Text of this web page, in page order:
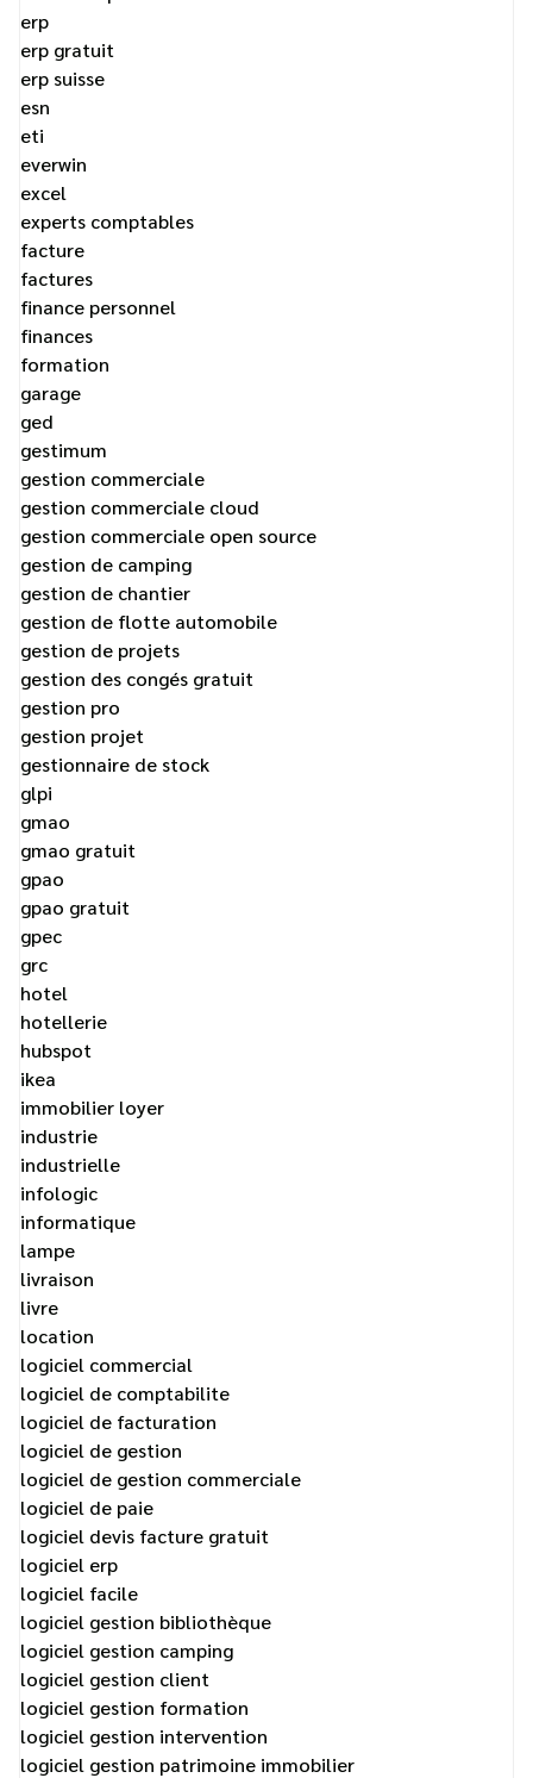
erp
erp gratuit
erp suisse
esn
eti
everwin
excel
experts comptables
facture
factures
finance personnel
finances
formation
garage
ged
gestimum
gestion commerciale
gestion commerciale cloud
gestion commerciale open source
gestion de camping
gestion de chantier
gestion de flotte automobile
gestion de projets
gestion des congés gratuit
gestion pro
gestion projet
gestionnaire de stock
glpi
gmao
gmao gratuit
gpao
gpao gratuit
gpec
grc
hotel
hotellerie
hubspot
ikea
immobilier loyer
industrie
industrielle
infologic
informatique
lampe
livraison
livre
location
logiciel commercial
logiciel de comptabilite
logiciel de facturation
logiciel de gestion
logiciel de gestion commerciale
logiciel de paie
logiciel devis facture gratuit
logiciel erp
logiciel facile
logiciel gestion bibliothèque
logiciel gestion camping
logiciel gestion client
logiciel gestion formation
logiciel gestion intervention
logiciel gestion patrimoine immobilier